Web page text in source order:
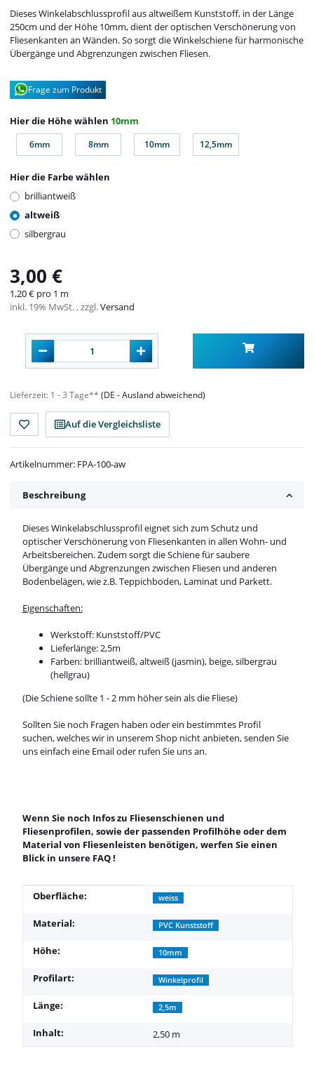
Dieses Winkelabschlussprofil aus altweißem Kunststoff, in der Länge
250cm und der Höhe 10mm, dient der optischen Verschönerung von
Fliesenkanten an Wänden. So sorgt die Winkelschiene für harmonische
Übergänge und Abgrenzungen zwischen Fliesen.
Frage zum Produkt
Hier die Höhe wählen 10mm
6mm
6mm 8mm
8mm 10mm
10mm 12,5mm
12,5mm
Hier die Farbe wählen
brilliantweiß
altweiß
silbergrau
3,00 €
1,20 € pro 1 m
inkl. 19% MwSt. , zzgl.Versand
Lieferzeit: 1 - 3 Tage** (DE - Ausland abweichend)
Auf die Vergleichsliste
Artikelnummer: FPA-100-aw
Beschreibung
Dieses Winkelabschlussprofil eignet sich zum Schutz und
optischer Verschönerung von Fliesenkanten in allen Wohn- und
Arbeitsbereichen. Zudem sorgt die Schiene für saubere
Übergänge und Abgrenzungen zwischen Fliesen und anderen
Bodenbelägen, wie z.B. Teppichboden, Laminat und Parkett.
Eigenschaften:
Werkstoff: Kunststoff/PVC
Lieferlänge: 2,5m
Farben: brilliantweiß, altweiß (jasmin), beige, silbergrau
(hellgrau)
(Die Schiene sollte 1 - 2 mm höher sein als die Fliese)
Sollten Sie noch Fragen haben oder ein bestimmtes Profil
suchen, welches wir in unserem Shop nicht anbieten, senden Sie
uns einfach eine Email oder rufen Sie uns an.
Wenn Sie noch Infos zu Fliesenschienen und
Fliesenprofilen, sowie der passenden Profilhöhe oder dem
Material von Fliesenleisten benötigen, werfen Sie einen
Blick in unsere FAQ!
Produkteigenschaft
Wert
Oberfläche: weiss
Material: PVC Kunststoff
Höhe: 10mm
Profilart: Winkelprofil
Länge: 2,5m
Inhalt: 2,50 m